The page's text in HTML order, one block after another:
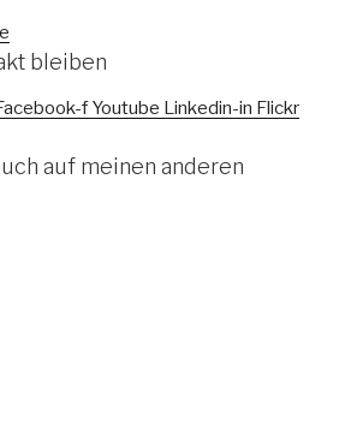
bleiben
f Youtube Linkedin-in Flickr
auf meinen anderen